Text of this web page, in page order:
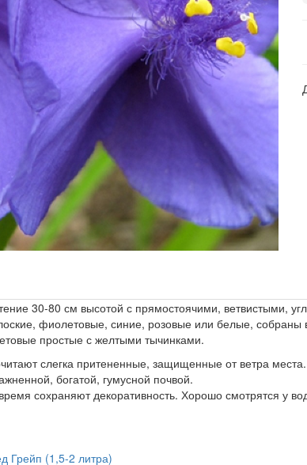
30-80 см высотой с прямостоячими, ветвистыми,
фиолетовые, синие, розовые или белые, собраны
простые с желтыми тычинками.
слегка притененные, защищенные от ветра места.
богатой, гумусной почвой.
сохраняют декоративность. Хорошо смотрятся у